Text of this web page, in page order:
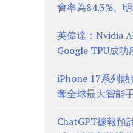
會率為84.3%、
英偉達：Nvidia
Google TPU成功
iPhone 17系列
奪全球最大智能
ChatGPT據報預